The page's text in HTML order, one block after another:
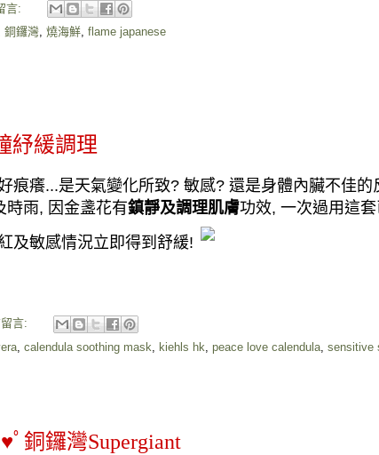
言:
銅鑼灣, 燒海鮮, flame japanese
紓緩調理
痕癢...是天氣變化所致? 敏感? 還是身體內臟不佳的
時雨, 因金盞花有鎮靜及調理肌膚功效, 一次過用這
及敏感情況立即得到舒緩!
言:
, calendula soothing mask, kiehls hk, peace love calendula, sensitive
ﾟ銅鑼灣Supergiant